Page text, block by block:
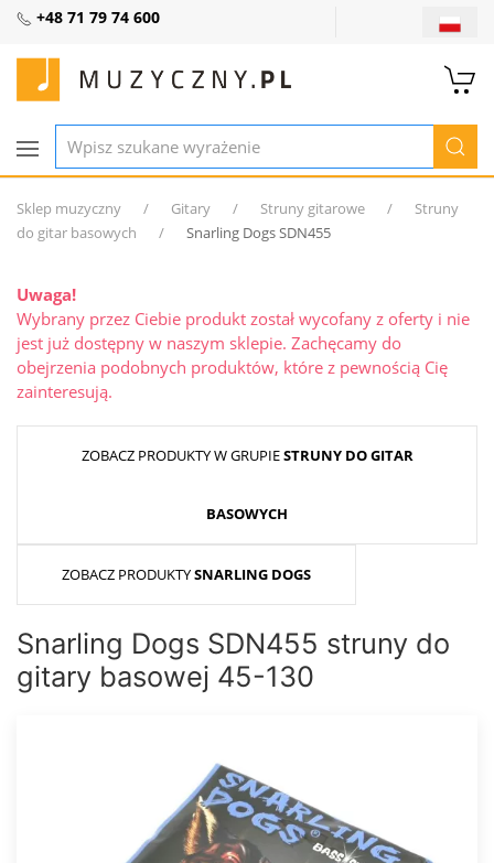
+48 71 79 74 600
Sklep muzyczny Gitary Struny gitarowe
Struny
do gitar basowych
Snarling Dogs SDN455
Uwaga!
Wybrany przez Ciebie produkt został wycofany z oferty i nie
jest już dostępny w naszym sklepie. Zachęcamy do
obejrzenia podobnych produktów, które z pewnością Cię
zainteresują.
ZOBACZ PRODUKTY W GRUPIESTRUNY DO GITAR
BASOWYCH
ZOBACZ PRODUKTYSNARLING DOGS
Snarling Dogs SDN455 struny do
gitary basowej 45-130